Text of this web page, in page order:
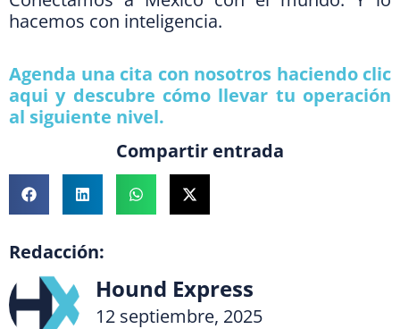
hacemos con inteligencia.
Agenda una cita con nosotros haciendo clic
aqui y descubre cómo llevar tu operación
al siguiente nivel.
Compartir entrada
Redacción:
Hound Express
12 septiembre, 2025